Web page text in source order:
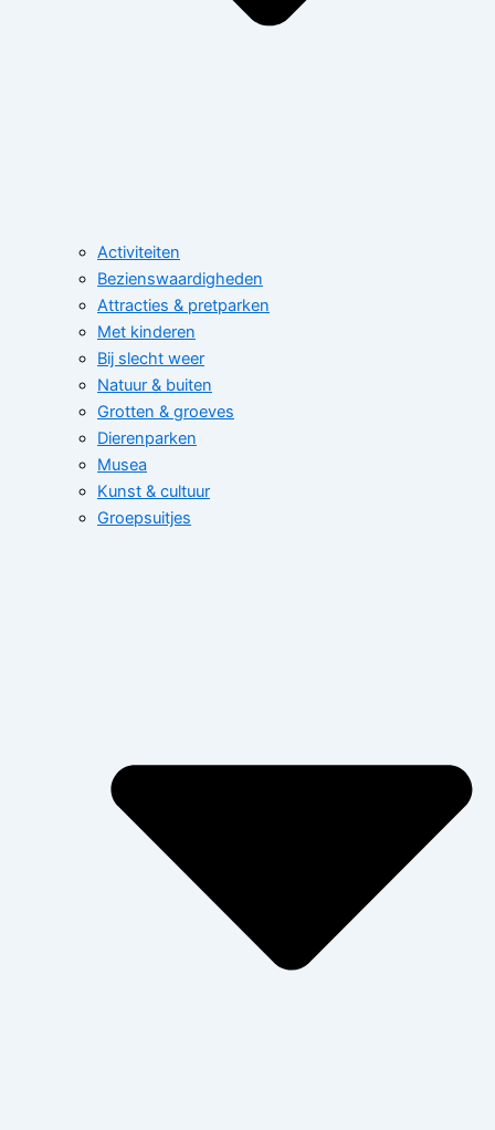
Activiteiten
Bezienswaardigheden
Attracties & pretparken
Met kinderen
Bij slecht weer
Natuur & buiten
Grotten & groeves
Dierenparken
Musea
Kunst & cultuur
Groepsuitjes